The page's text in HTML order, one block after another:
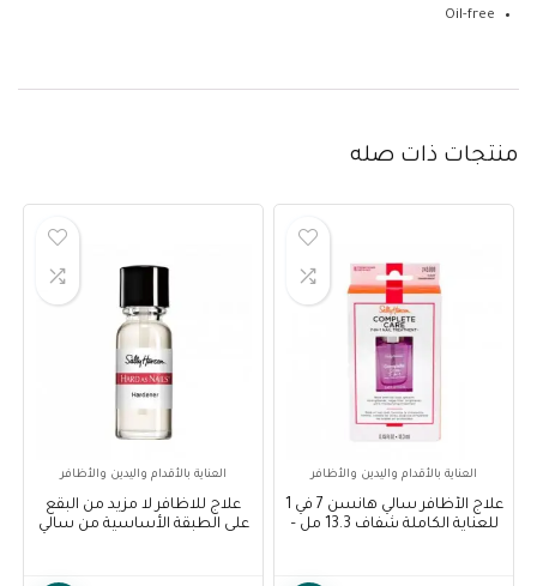
Oil-free
منتجات ذات صله
العناية بالأقدام واليدين والأظافر
علاج الأظافر سالي هانسن 7 في 1
للعناية الكاملة شفاف 13.3 مل –
العناية بالأقدام واليدين والأظافر
علاج للاظافر لا مزيد من البقع
على الطبقة الأساسية من سالي